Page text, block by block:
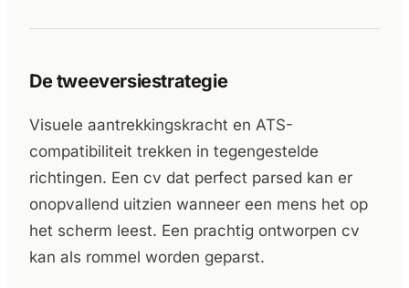
De tweeversiestrategie
Visuele aantrekkingskracht en ATS-
compatibiliteit trekken in tegengestelde
richtingen. Een cv dat perfect parsed kan er
onopvallend uitzien wanneer een mens het op
het scherm leest. Een prachtig ontworpen cv
kan als rommel worden geparst.